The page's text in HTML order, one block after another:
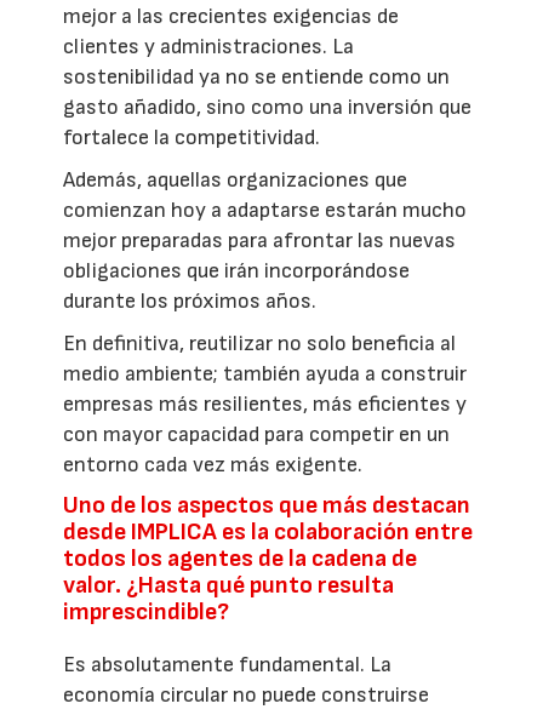
mejor a las crecientes exigencias de
clientes y administraciones. La
sostenibilidad ya no se entiende como un
gasto añadido, sino como una inversión que
fortalece la competitividad.
Además, aquellas organizaciones que
comienzan hoy a adaptarse estarán mucho
mejor preparadas para afrontar las nuevas
obligaciones que irán incorporándose
durante los próximos años.
En definitiva, reutilizar no solo beneficia al
medio ambiente; también ayuda a construir
empresas más resilientes, más eficientes y
con mayor capacidad para competir en un
entorno cada vez más exigente.
Uno de los aspectos que más destacan
desde IMPLICA es la colaboración entre
todos los agentes de la cadena de
valor. ¿Hasta qué punto resulta
imprescindible?
Es absolutamente fundamental. La
economía circular no puede construirse